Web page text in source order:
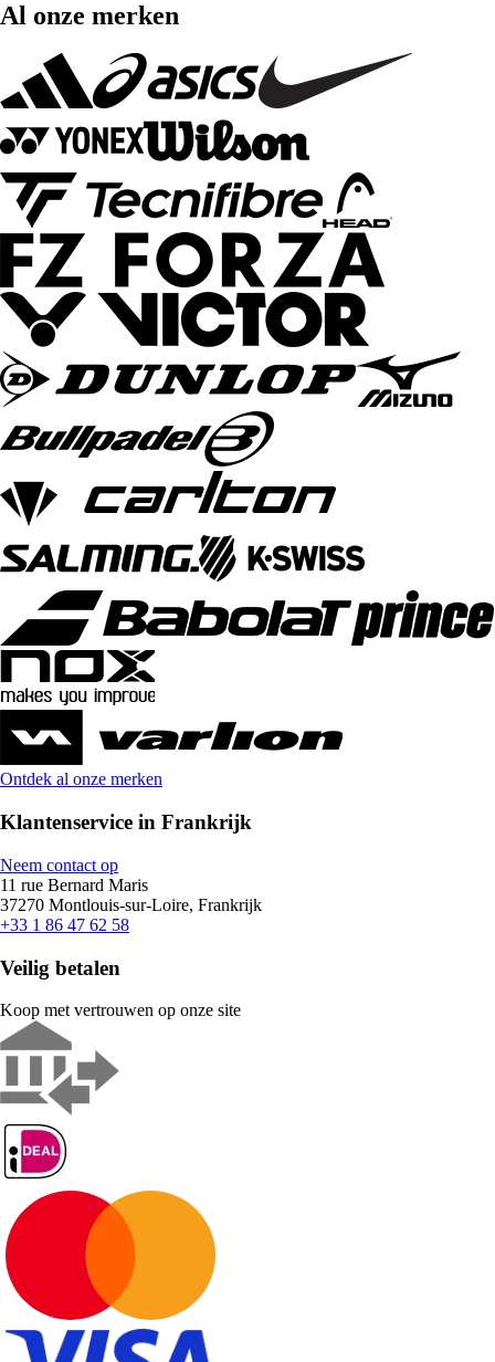
Al onze merken
Ontdek al onze merken
Klantenservice in Frankrijk
Neem contact op
11 rue Bernard Maris
37270 Montlouis-sur-Loire, Frankrijk
+33 1 86 47 62 58
Veilig betalen
Koop met vertrouwen op onze site